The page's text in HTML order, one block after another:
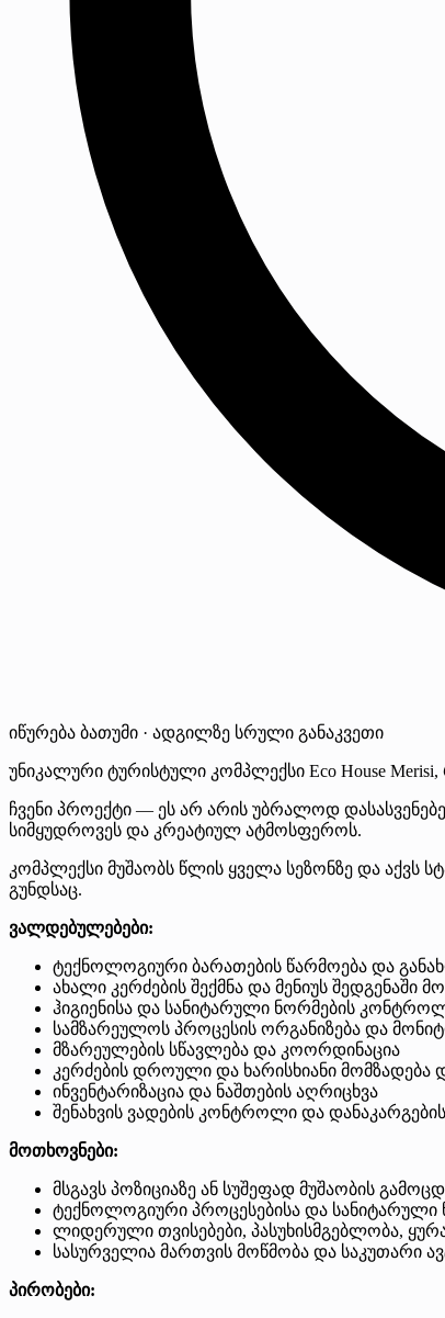
იწურება ბათუმი · ადგილზე სრული განაკვეთი
უნიკალური ტურისტული კომპლექსი Eco House
ჩვენი პროექტი — ეს არ არის უბრალოდ
სიმყუდროვეს და კრეატიულ ატმოსფეროს.
კომპლექსი მუშაობს წლის ყველა სეზონზე და აქვს
გუნდსაც.
ვალდებულებები:
ტექნოლოგიური ბარათების წარმოება და
ახალი კერძების შექმნა და მენიუს შედგენაში
ჰიგიენისა და სანიტარული ნორმების
სამზარეულოს პროცესის ორგანიზება და
მზარეულების სწავლება და კოორდინაცია
კერძების დროული და ხარისხიანი მომზადება
ინვენტარიზაცია და ნაშთების აღრიცხვა
შენახვის ვადების კონტროლი და
მოთხოვნები:
მსგავს პოზიციაზე ან სუშეფად მუშაობის
ტექნოლოგიური პროცესებისა და სანიტარული
ლიდერული თვისებები, პასუხისმგებლობა,
სასურველია მართვის მოწმობა და
პირობები: